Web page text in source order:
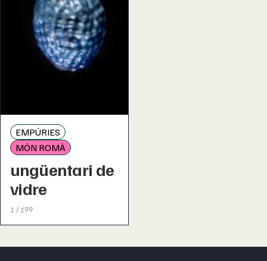
EMPÚRIES
MÓN ROMÀ
ungüentari de
vidre
1 / 199